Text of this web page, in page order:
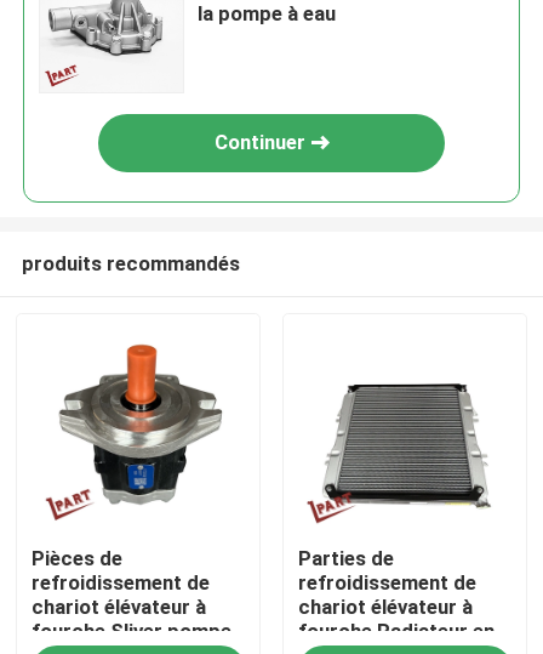
Accueil
A propos de nous
Contacts
la pompe à eau
Continuer
produits recommandés
Pièces de
refroidissement de
chariot élévateur à
fourche Sliver pompe
Parties de
refroidissement de
chariot élévateur à
fourche Radiateur en